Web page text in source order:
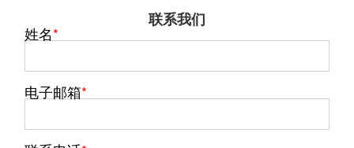
联系我们
姓名
电子邮箱